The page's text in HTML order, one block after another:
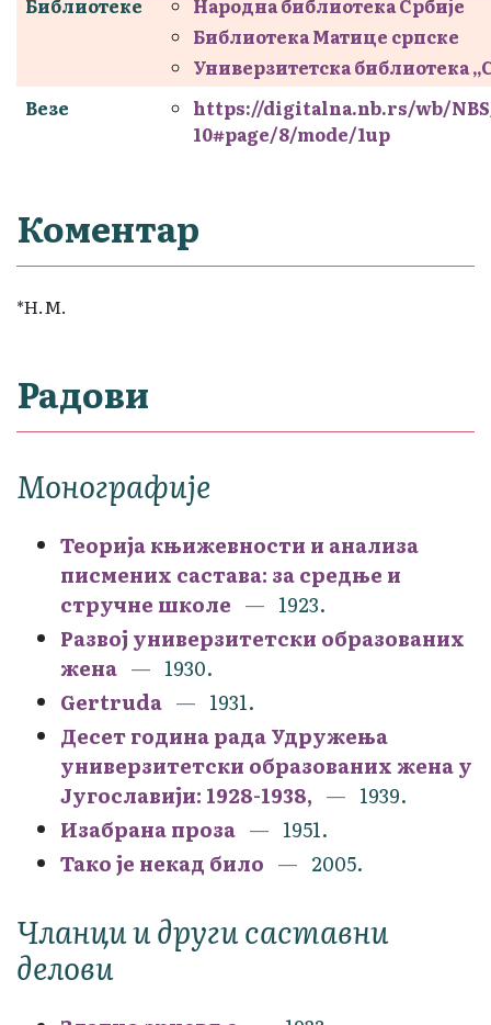
Библиотеке
Народна библиотека Србије
Библиотека Матице српске
Универзитетска библиотека
Везе
https://digitalna.nb.rs/wb/
10#page/8/mode/1up
Коментар
*Н.М.
Радови
Монографије
Теорија књижевности и анализа
писмених састава: за средње и
стручне школе
1923.
Развој универзитетски образованих
жена
1930.
Gertruda
1931.
Десет година рада Удружења
универзитетски образованих жена у
Југославији: 1928-1938,
1939.
Изабрана проза
1951.
Тако је некад било
2005.
Чланци и други саставни
делови